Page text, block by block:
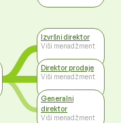
Izvršni direktor
Viši menadžment
Direktor prodaje
Viši menadžment
Generalni
direktor
Viši menadžment